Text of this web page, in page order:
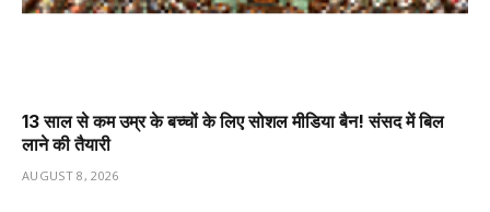
13 साल से कम उम्र के बच्चों के लिए सोशल मीडिया बैन! संसद में बिल
लाने की तैयारी
AUGUST 8, 2026